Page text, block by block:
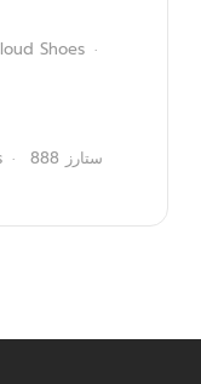
Shoes
ستارز 888